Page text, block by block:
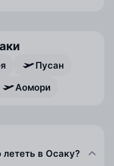
Пусан
Аомори
лететь в Осаку?